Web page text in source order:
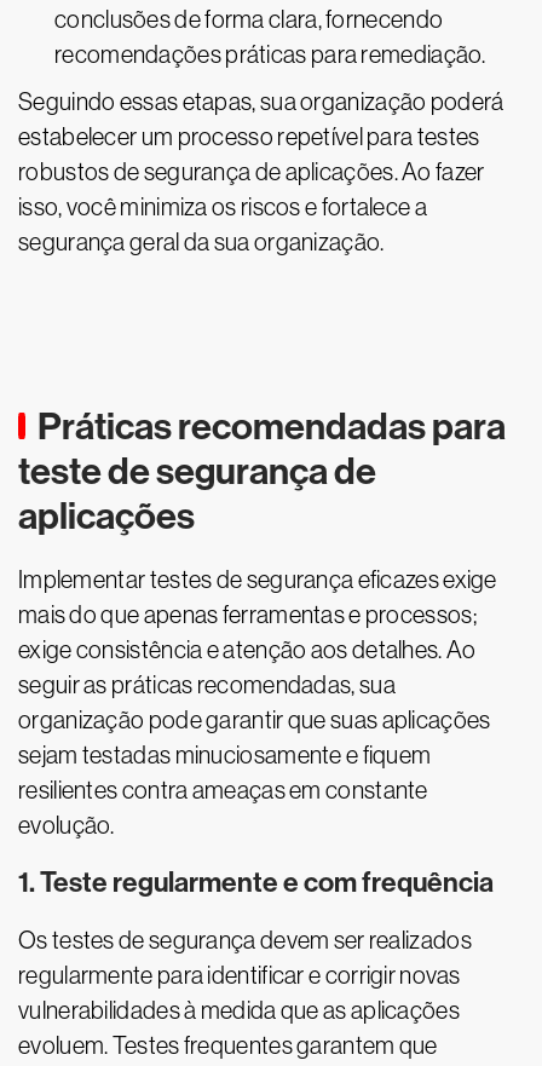
conclusões de forma clara, fornecendo
recomendações práticas para remediação.
Seguindo essas etapas, sua organização poderá
estabelecer um processo repetível para testes
robustos de segurança de aplicações. Ao fazer
isso, você minimiza os riscos e fortalece a
segurança geral da sua organização.
Práticas recomendadas para
teste de segurança de
aplicações
Implementar testes de segurança eficazes exige
mais do que apenas ferramentas e processos;
exige consistência e atenção aos detalhes. Ao
seguir as práticas recomendadas, sua
organização pode garantir que suas aplicações
sejam testadas minuciosamente e fiquem
resilientes contra ameaças em constante
evolução.
1. Teste regularmente e com frequência
Os testes de segurança devem ser realizados
regularmente para identificar e corrigir novas
vulnerabilidades à medida que as aplicações
evoluem. Testes frequentes garantem que